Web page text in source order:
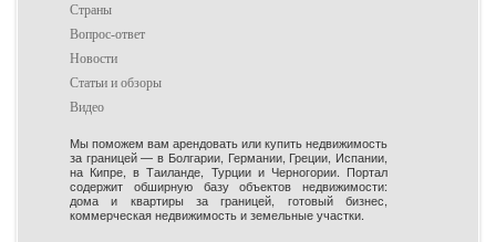
Страны
Вопрос-ответ
Новости
Статьи и обзоры
Видео
Мы поможем вам арендовать или купить недвижимость
за границей — в Болгарии, Германии, Греции, Испании,
на Кипре, в Таиланде, Турции и Черногории. Портал
содержит обширную базу объектов недвижимости:
дома и квартиры за границей, готовый бизнес,
коммерческая недвижимость и земельные участки.